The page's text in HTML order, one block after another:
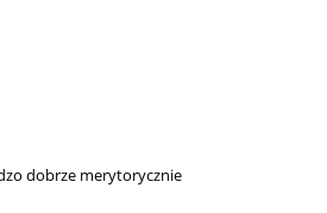
dobrze merytorycznie